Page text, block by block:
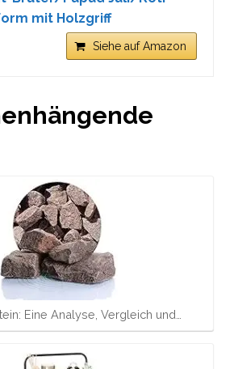
mit Holzgriff
Siehe auf Amazon
Eine Analyse, Vergleich und…